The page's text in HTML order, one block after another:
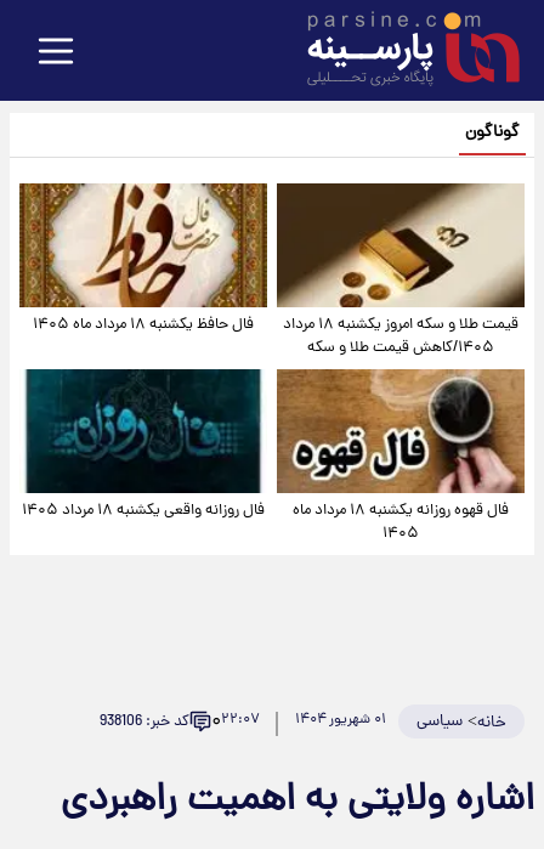
گوناگون
قیمت طلا و سکه امروز یکشنبه ۱۸ مرداد
۱۴۰۵/کاهش قیمت طلا و سکه
فال حافظ یکشنبه ۱۸ مرداد ماه ۱۴۰۵
فال قهوه روزانه یکشنبه ۱۸ مرداد ماه
۱۴۰۵
فال روزانه واقعی یکشنبه ۱۸ مرداد ۱۴۰۵
خانه>سیاسی ۰۱ شهریور ۱۴۰۴ ۲۲:۰۷۰ کد خبر: 938106
اشاره ولایتی به اهمیت راهبردی